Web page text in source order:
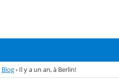
Blog› Il y a un an, à Berlin!